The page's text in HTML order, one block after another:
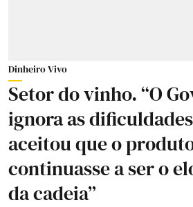
Dinheiro Vivo
Setor do vinho. “O
ignora as
aceitou que o
continuasse a ser o
da cadeia”